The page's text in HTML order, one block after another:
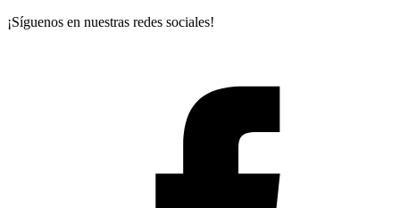
¡Síguenos en nuestras redes sociales!